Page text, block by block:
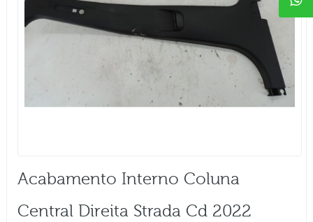
Acabamento Interno Coluna
Central Direita Strada Cd 2022